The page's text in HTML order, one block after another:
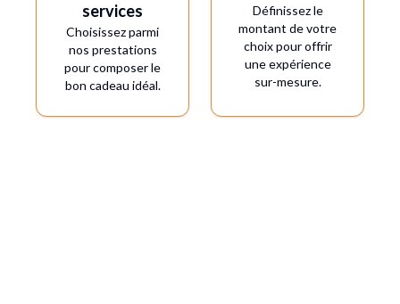
services
Choisissez parmi
nos prestations
pour composer le
bon cadeau idéal.
Définissez le
montant de votre
choix pour offrir
une expérience
sur-mesure.